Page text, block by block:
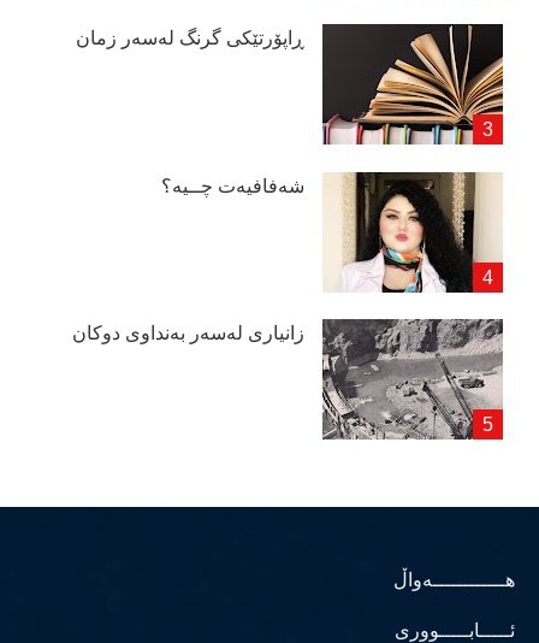
ڕاپۆرتێكی گرنگ لەسەر زمان
شەفافیەت چــیە؟
زانیاری لەسەر بەنداوی دوكان
هــــــــــــەواڵ
ئـــــابـــــووری